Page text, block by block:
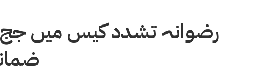
رضوانہ تشدد کیس میں جج